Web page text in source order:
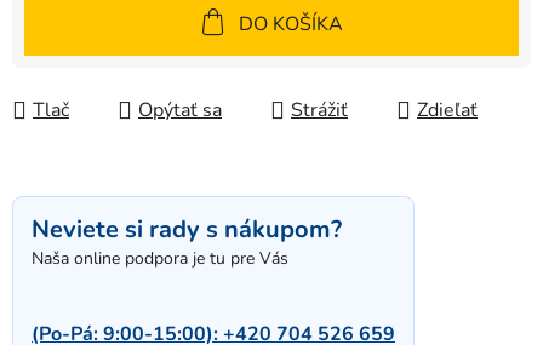
DO KOŠÍKA
Tlač Opýtať sa Strážiť Zdieľať
Neviete si rady s nákupom?
Naša online podpora je tu pre Vás
(Po-Pá: 9:00-15:00):+420 704 526 659